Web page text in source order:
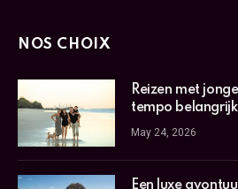
NOS CHOIX
Reizen met
tempo
May 24, 2026
Een luxe